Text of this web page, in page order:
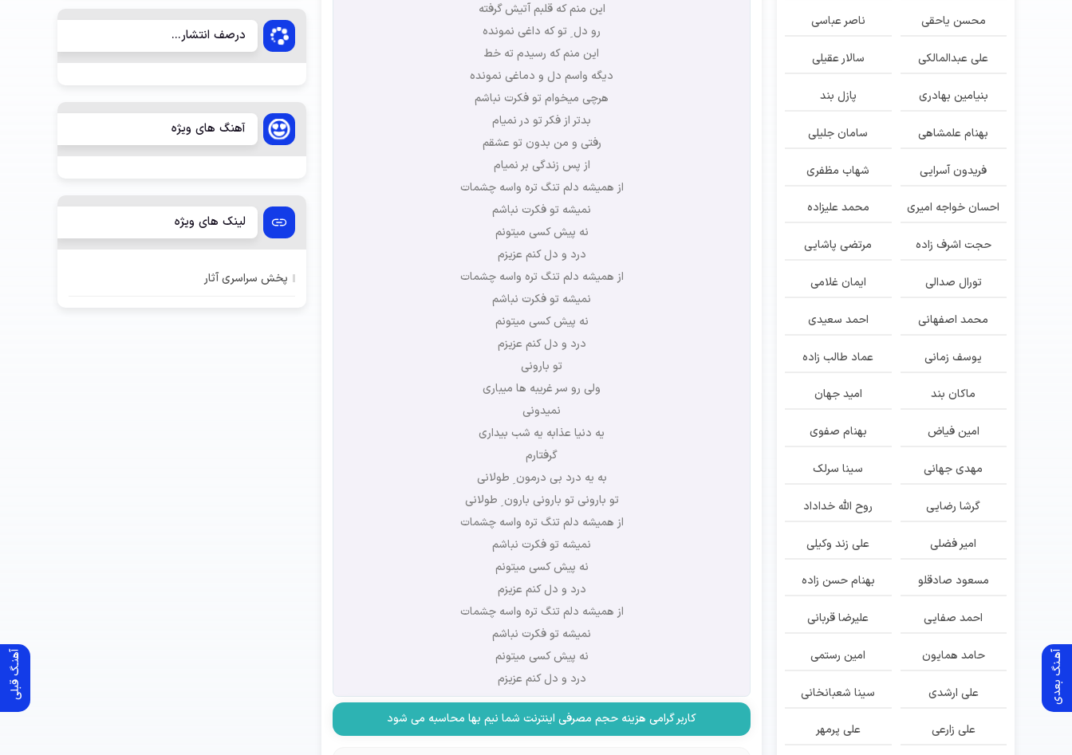
آهنـگ قبلی آهـنگ بعدی
این منم که قلبم آتیش گرفته
رو دل ِ تو که داغی نمونده
این منم که رسیدم ته خط
دیگه واسم دل و دماغی نمونده
هرچی میخوام تو فکرت نباشم
بدتر از فکر تو در نمیام
رفتی و من بدون تو عشقم
از پس زندگی بر نمیام
از همیشه دلم تنگ تره واسه چشمات
نمیشه تو فکرت نباشم
نه پیش کسی میتونم
درد و دل کنم عزیزم
از همیشه دلم تنگ تره واسه چشمات
نمیشه تو فکرت نباشم
نه پیش کسی میتونم
درد و دل کنم عزیزم
تو بارونی
ولی رو سر غریبه ها میباری
نمیدونی
یه دنیا عذابه یه شب بیداری
گرفتارم
به یه درد بی درمون ِ طولانی
تو بارونی تو بارونی بارون ِ طولانی
از همیشه دلم تنگ تره واسه چشمات
نمیشه تو فکرت نباشم
نه پیش کسی میتونم
درد و دل کنم عزیزم
از همیشه دلم تنگ تره واسه چشمات
نمیشه تو فکرت نباشم
نه پیش کسی میتونم
درد و دل کنم عزیزم
کاربر گرامی هزینه حجم مصرفی اینترنت شما نیم بها محاسبه می شود
محسن یاحقی ناصر عباسی
علی عبدالمالکی سالار عقیلی
بنیامین بهادری پازل بند
بهنام علمشاهی سامان جلیلی
فریدون آسرایی شهاب مظفری
احسان خواجه امیری محمد علیزاده
حجت اشرف زاده مرتضی پاشایی
تورال صدالی ایمان غلامی
محمد اصفهانی احمد سعیدی
یوسف زمانی عماد طالب زاده
ماکان بند امید جهان
امین فیاض بهنام صفوی
مهدی جهانی سینا سرلک
گرشا رضایی روح الله خداداد
امیر فضلی علی زند وکیلی
مسعود صادقلو بهنام حسن زاده
احمد صفایی علیرضا قربانی
حامد همایون امین رستمی
علی ارشدی سینا شعبانخانی
علی زارعی علی پرمهر
درصف انتشار...
آهنگ های ویژه
لینک های ویژه
پخش سراسری آثار